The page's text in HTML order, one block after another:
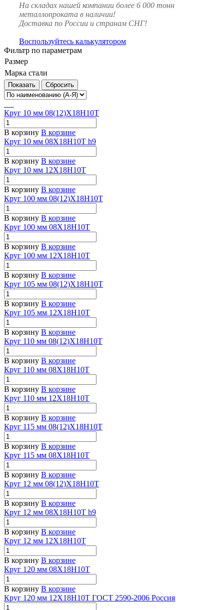
На складах нашей компании более 6 000 тонн
металлопроката в наличии!
Доставка по России и странам СНГ!
Воспользуйтесь калькулятором
Фильтр по параметрам
Размер
Марка стали
Сбросить
Круг 10 мм 08(12)Х18Н10Т
В корзину В корзине
Круг 10 мм 08Х18Н10Т h9
В корзину В корзине
Круг 10 мм 12Х18Н10Т
В корзину В корзине
Круг 100 мм 08(12)Х18Н10Т
В корзину В корзине
Круг 100 мм 08Х18Н10Т
В корзину В корзине
Круг 100 мм 12Х18Н10Т
В корзину В корзине
Круг 105 мм 08(12)Х18Н10Т
В корзину В корзине
Круг 105 мм 12Х18Н10Т
В корзину В корзине
Круг 110 мм 08(12)Х18Н10Т
В корзину В корзине
Круг 110 мм 08Х18Н10Т
В корзину В корзине
Круг 110 мм 12Х18Н10Т
В корзину В корзине
Круг 115 мм 08(12)Х18Н10Т
В корзину В корзине
Круг 115 мм 08Х18Н10Т
В корзину В корзине
Круг 12 мм 08(12)Х18Н10Т
В корзину В корзине
Круг 12 мм 08Х18Н10Т h9
В корзину В корзине
Круг 12 мм 12Х18Н10Т
В корзину В корзине
Круг 120 мм 08Х18Н10Т
В корзину В корзине
Круг 120 мм 12Х18Н10Т ГОСТ 2590-2006 Россия